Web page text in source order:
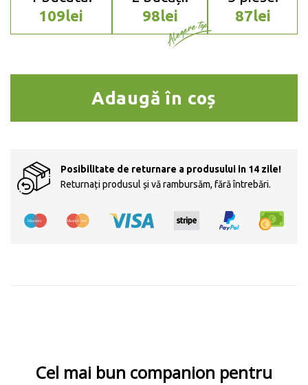
109lei 98lei 87lei
Adaugă în coș
Posibilitate de returnare a produsului in 14 zile!
Returnați produsul și vă rambursăm, fără întrebări.
Cel mai bun companion pentru